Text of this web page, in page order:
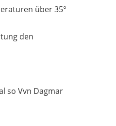
über 35°
den
so Vvn Dagmar